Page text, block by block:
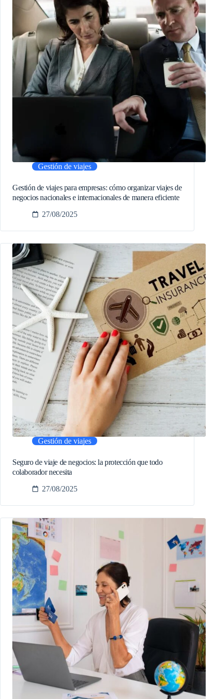
Gestión de viajes
Gestión de viajes para empresas: cómo organizar viajes de
negocios nacionales e internacionales de manera eficiente
27/08/2025
Gestión de viajes
Seguro de viaje de negocios: la protección que todo
colaborador necesita
27/08/2025